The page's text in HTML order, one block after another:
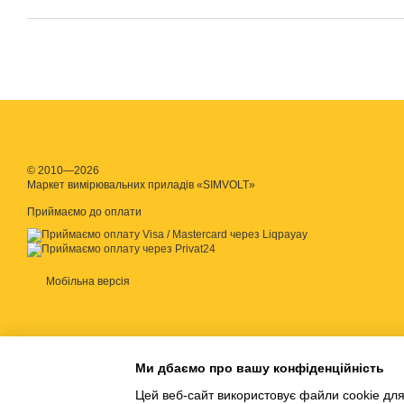
© 2010—2026
Маркет вимірювальних приладів «SIMVOLT»
Приймаємо до оплати
Мобільна версія
Ми дбаємо про вашу конфіденційність
Цей веб-сайт використовує файли cookie